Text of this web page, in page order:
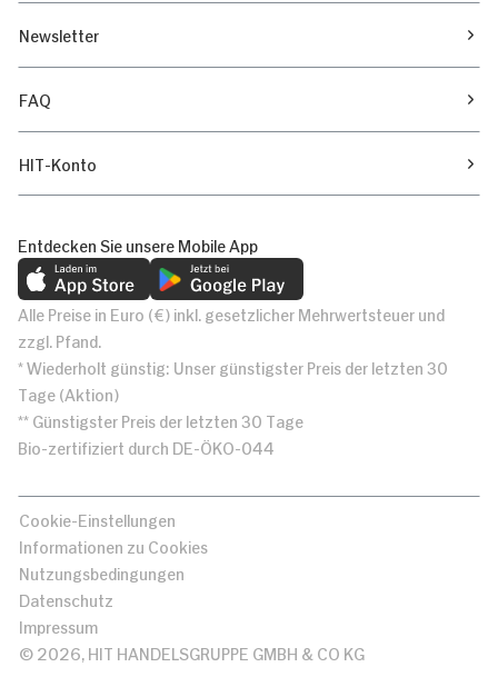
Newsletter
FAQ
HIT-Konto
Entdecken Sie unsere Mobile App
Alle Preise in Euro (€) inkl. gesetzlicher Mehrwertsteuer und
zzgl. Pfand.
* Wiederholt günstig: Unser günstigster Preis der letzten 30
Tage (Aktion)
** Günstigster Preis der letzten 30 Tage
Bio-zertifiziert durch DE-ÖKO-044
Cookie-Einstellungen
Informationen zu Cookies
Nutzungsbedingungen
Datenschutz
Impressum
© 2026, HIT HANDELSGRUPPE GMBH & CO KG